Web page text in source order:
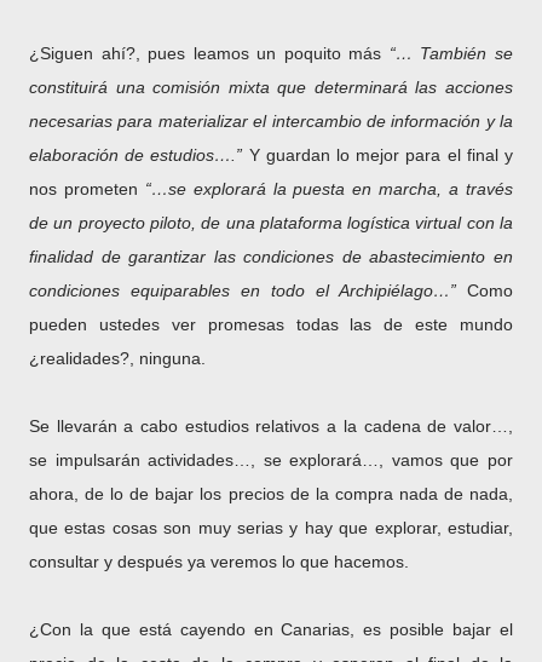
¿Siguen ahí?, pues leamos un poquito más “… También se
constituirá una comisión mixta que determinará las acciones
necesarias para materializar el intercambio de información y la
elaboración de estudios….” Y guardan lo mejor para el final y
nos prometen “…se explorará la puesta en marcha, a través
de un proyecto piloto, de una plataforma logística virtual con la
finalidad de garantizar las condiciones de abastecimiento en
condiciones equiparables en todo el Archipiélago…” Como
pueden ustedes ver promesas todas las de este mundo
¿realidades?, ninguna.
Se llevarán a cabo estudios relativos a la cadena de valor…,
se impulsarán actividades…, se explorará…, vamos que por
ahora, de lo de bajar los precios de la compra nada de nada,
que estas cosas son muy serias y hay que explorar, estudiar,
consultar y después ya veremos lo que hacemos.
¿Con la que está cayendo en Canarias, es posible bajar el